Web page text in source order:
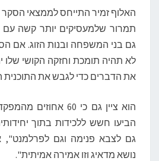
האלוף זמיר התייחס לממצאי הסקר
תמרור שלמעסיקים יותר קשה עם
גם בני המשפחה ובנות הזוג. אם
לא תהיה תומכת וחזקה הקושי שלו
את הדברים כדי לגבש את התוכנית
הוא ציין גם כי 60
הביעו חשש ללכידות בתוך
גם לצבא פנימה וגם
נושא מדאיג וזו אמירה אמיתית".